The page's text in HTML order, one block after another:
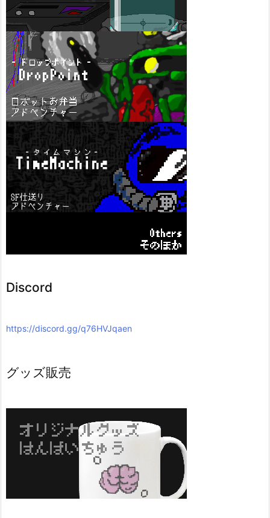
Discord
https://discord.gg/q76HVJqaen
グッズ販売